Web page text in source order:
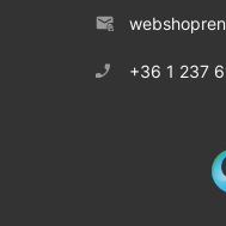
+36 1 237